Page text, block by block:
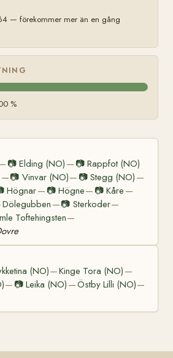
— förekommer mer än en gång
%
📷Elding (NO) — 📷 Rappfot (NO)
—📷 Vinvar (NO)— 📷Stegg (NO) —
Högnar— 📷 Högne— 📷 Kåre —
Dölegubben —📷 Sterkoder—
Toftehingsten—
(NO)—Kinge Tora (NO) —
— 📷Leika (NO) —Östby Lilli (NO)—